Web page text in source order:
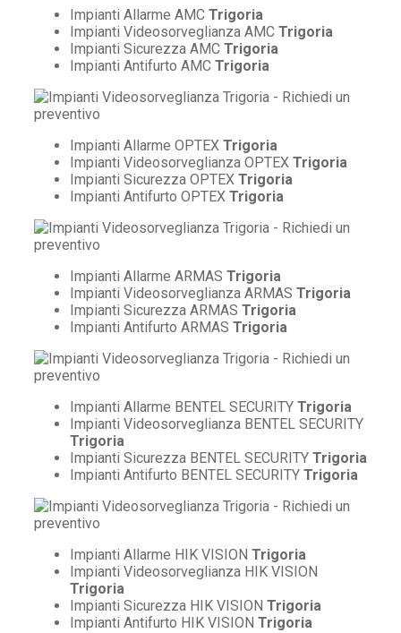
Impianti Allarme AMC Trigoria
Impianti Videosorveglianza AMC Trigoria
Impianti Sicurezza AMC Trigoria
Impianti Antifurto AMC Trigoria
Impianti Allarme OPTEX Trigoria
Impianti Videosorveglianza OPTEX Trigoria
Impianti Sicurezza OPTEX Trigoria
Impianti Antifurto OPTEX Trigoria
Impianti Allarme ARMAS Trigoria
Impianti Videosorveglianza ARMAS Trigoria
Impianti Sicurezza ARMAS Trigoria
Impianti Antifurto ARMAS Trigoria
Impianti Allarme BENTEL SECURITY Trigoria
Impianti Videosorveglianza BENTEL SECURITY
Trigoria
Impianti Sicurezza BENTEL SECURITY Trigoria
Impianti Antifurto BENTEL SECURITY Trigoria
Impianti Allarme HIK VISION Trigoria
Impianti Videosorveglianza HIK VISION
Trigoria
Impianti Sicurezza HIK VISION Trigoria
Impianti Antifurto HIK VISION Trigoria